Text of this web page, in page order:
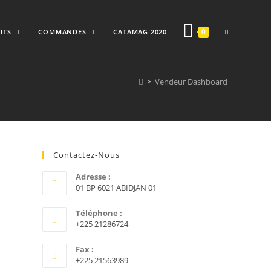
COMMANDES CATAMAG 2020 0 TOGGLE
> Vendeur Dashboard
Contactez-Nous
Adresse :
01 BP 6021 ABIDJAN 01
Téléphone :
+225 21286724
Fax :
+225 21563989